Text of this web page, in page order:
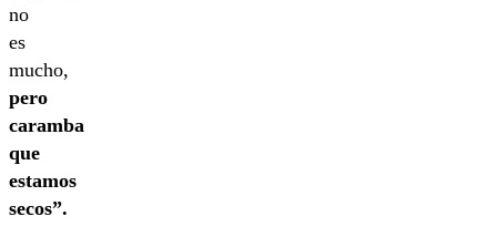
no
es
mucho,
pero
caramba
que
estamos
secos”.